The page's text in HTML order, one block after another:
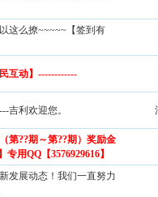
这么撩~~~~~【签到有
互动】------------
吉利欢迎您。
第??期～第??期）奖励金
用QQ【3576929616】
动态！我们一直努力